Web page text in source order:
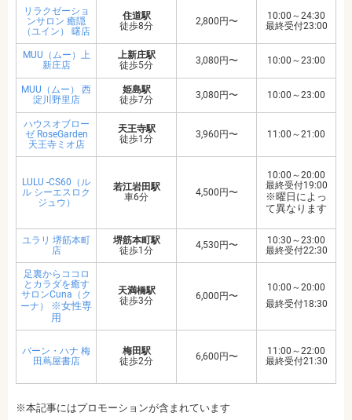
リラクゼーショ
ンサロン 癒隠
（ユイン） 曙店
住道駅
徒歩8分
2,800円〜
10:00～24:30
最終受付23:00
MUU（ムー）上
新庄店
上新庄駅
徒歩5分
3,080円〜 10:00～23:00
MUU（ムー） 西
淀川野里店
姫島駅
徒歩7分
3,080円〜 10:00～23:00
ハウスオブロー
ゼ RoseGarden
天王寺ミオ店
天王寺駅
徒歩1分
3,960円〜 11:00～21:00
LULU -CS60（ル
ル シーエスロク
ジュウ）
若江岩田駅
車6分
4,500円〜
10:00～20:00
最終受付19:00
※曜日によっ
て異なります
ユラリ 堺筋本町
店
堺筋本町駅
徒歩1分
4,530円〜
10:30～23:00
最終受付22:30
足裏からココロ
とカラダを癒す
サロンCuna（ク
ーナ）
※女性専
用
天満橋駅
徒歩3分
6,000円〜
10:00～20:00
最終受付18:30
バーン・ハナ 梅
田蔦屋書店
梅田駅
徒歩2分
6,600円〜
11:00～22:00
最終受付21:30
※本記事にはプロモーションが含まれています